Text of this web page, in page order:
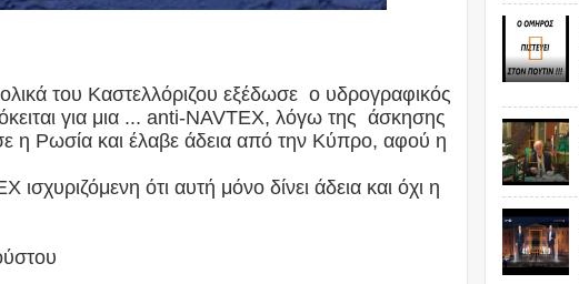
του Καστελλόριζου εξέδωσε ο υδρογραφικός
για μια ... anti-NAVTEX, λόγω της άσκησης
η Ρωσία και έλαβε άδεια από την Κύπρο, αφού η
ότι αυτή μόνο δίνει άδεια και όχι η